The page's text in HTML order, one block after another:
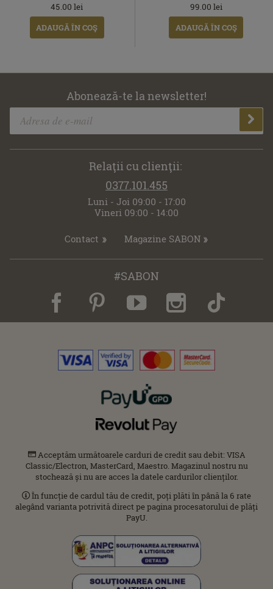
45.00 lei
ADAUGĂ ÎN COŞ
99.00 lei
ADAUGĂ ÎN COŞ
Abonează-te la newsletter!
Relaţii cu clienţii:
0377.101.455
Luni - Joi 09:00 - 17:00
Vineri 09:00 - 14:00
Contact Magazine SABON
#SABON
Acceptăm următoarele carduri de credit sau debit: VISA
Classic/Electron, MasterCard, Maestro. Magazinul nostru nu
stochează și nu are acces la datele cardurilor clienților.
În funcție de cardul tău de credit, poți plăti în până la 6 rate
alegând varianta potrivită direct pe pagina procesatorului de plăți
PayU.